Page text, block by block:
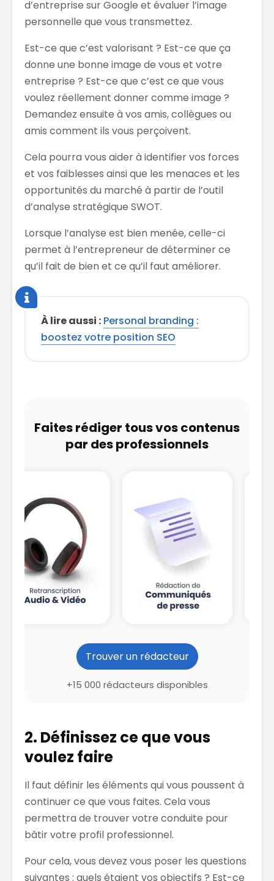
d’entreprise sur Google et évaluer l’image
personnelle que vous transmettez.
Est-ce que c’est valorisant ? Est-ce que ça
donne une bonne image de vous et votre
entreprise ? Est-ce que c’est ce que vous
voulez réellement donner comme image ?
Demandez ensuite à vos amis, collègues ou
amis comment ils vous perçoivent.
Cela pourra vous aider à identifier vos forces
et vos faiblesses ainsi que les menaces et les
opportunités du marché à partir de l’outil
d’analyse stratégique SWOT.
Lorsque l’analyse est bien menée, celle-ci
permet à l’entrepreneur de déterminer ce
qu’il fait de bien et ce qu’il faut améliorer.
À lire aussi : Personal branding :
boostez votre position SEO
Faites rédiger tous vos contenus
par des professionnels
Trouver un rédacteur
+15 000 rédacteurs disponibles
2. Définissez ce que vous
voulez faire
Il faut définir les éléments qui vous poussent à
continuer ce que vous faites. Cela vous
permettra de trouver votre conduite pour
bâtir votre profil professionnel.
Pour cela, vous devez vous poser les questions
suivantes : quels étaient vos objectifs ? Est-ce